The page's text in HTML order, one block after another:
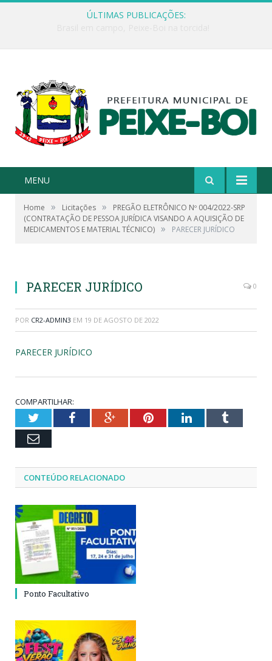
ÚLTIMAS PUBLICAÇÕES:
MENU
Home » Licitações »
PREGÃO ELETRÔNICO Nº 004/2022-SRP
(CONTRATAÇÃO DE PESSOA JURÍDICA VISANDO A AQUISIÇÃO DE
MEDICAMENTOS E MATERIAL TÉCNICO) » PARECER JURÍDICO
PARECER JURÍDICO 0
POR CR2-ADMIN3 EM 19 DE AGOSTO DE 2022
PARECER JURÍDICO
COMPARTILHAR:
TwitterFacebookGoogle+PinterestLinkedInTumblr
Email
CONTEÚDO RELACIONADO
Ponto Facultativo